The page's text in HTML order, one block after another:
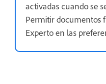
activadas cuando se
Permitir documentos
Experto en las